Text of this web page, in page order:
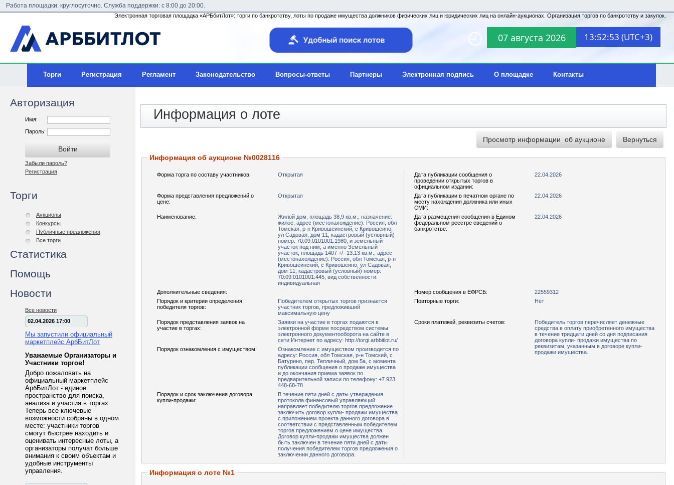
07 августа 2026 13:52:53 (UTC+3)
Работа площадки: круглосуточно. Служба поддержки: с 8:00 до 20:00.
Электронная торговая площадка «АРБбитЛот»: торги по банкротству, лоты по продаже имущества должников физических лиц и юридических лиц на онлайн-аукционах. Организация торгов по банкротству и закупок.
Торги Регистрация Регламент Законодательство Вопросы-ответы Партнеры Электронная подпись О площадке Контакты
Авторизация
Имя:
Пароль:
Забыли пароль?
Регистрация
Торги
Аукционы
Конкурсы
Публичные предложения
Все торги
Статистика
Помощь
Новости
Все новости
02.04.2026 17:00
Мы запустили официальный
маркетплейс АрбБитЛот
Уважаемые Организаторы и
Участники торгов!
Добро пожаловать на
официальный маркетплейс
АрбБитЛот - единое
пространство для поиска,
анализа и участия в торгах.
Теперь все ключевые
возможности собраны в одном
месте: участники торгов
смогут быстрее находить и
оценивать интересные лоты, а
организаторы получат больше
внимания к своим объектам и
удобные инструменты
управления.
Информация о лоте
Информация об аукционе №0028116
Форма торга по составу участников: Открытая
Дата публикации сообщения о
проведении открытых торгов в
официальном издании:
22.04.2026
Форма представления предложений о
цене:
Открытая
Дата публикации в печатном органе по
месту нахождения должника или иных
СМИ:
22.04.2026
Наименование:
Жилой дом, площадь 38,9 кв.м., назначение:
жилое, адрес (местонахождение): Россия, обл
Томская, р-н Кривошеинский, с Кривошеино,
ул Садовая, дом 11, кадастровый (условный)
номер: 70:09:0101001:1980, и земельный
участок под ним, а именно Земельный
участок, площадь 1407 +/- 13.13 кв.м., адрес
(местонахождение): Россия, обл Томская, р-н
Кривошеинский, с Кривошеино, ул Садовая,
дом 11, кадастровый (условный) номер:
70:09:0101001:445, вид собственности:
индивидуальная
Дата размещения сообщения в Едином
федеральном реестре сведений о
банкротстве:
22.04.2026
Дополнительные сведения: Номер сообщения в ЕФРСБ:
22559312
Порядок и критерии определения
победителя торгов:
Победителем открытых торгов признается
участник торгов, предложивший
максимальную цену
Повторные торги: Нет
Порядок представления заявок на
участие в торгах:
Заявки на участие в торгах подаются в
электронной форме посредством системы
электронного документооборота на сайте в
сети Интернет по адресу: http://torgi.arbbitlot.ru/
Сроки платежей, реквизиты счетов:
Победитель торгов перечисляет денежные
средства в оплату приобретенного имущества
в течение тридцати дней со дня подписания
договора купли- продажи имущества по
реквизитам, указанным в договоре купли-
продажи имущества.
Порядок ознакомления с имуществом:
Ознакомление с имуществом производится по
адресу: Россия, обл Томская, р-н Томский, с
Батурино, пер. Тепличный, дом 5а, с момента
публикации сообщения о продаже имущества
и до окончания приема заявок по
предварительной записи по телефону: +7 923
448-68-78
Порядок и срок заключения договора
купли-продажи:
В течение пяти дней с даты утверждения
протокола финансовый управляющий
направляет победителю торгов предложение
заключить договор купли- продажи имущества
с приложением проекта данного договора в
соответствии с представленным победителем
торгов предложением о цене имущества.
Договор купли-продажи имущества должен
быть заключен в течение пяти дней с даты
получения победителем торгов предложения о
заключении данного договора.
Информация о лоте №1